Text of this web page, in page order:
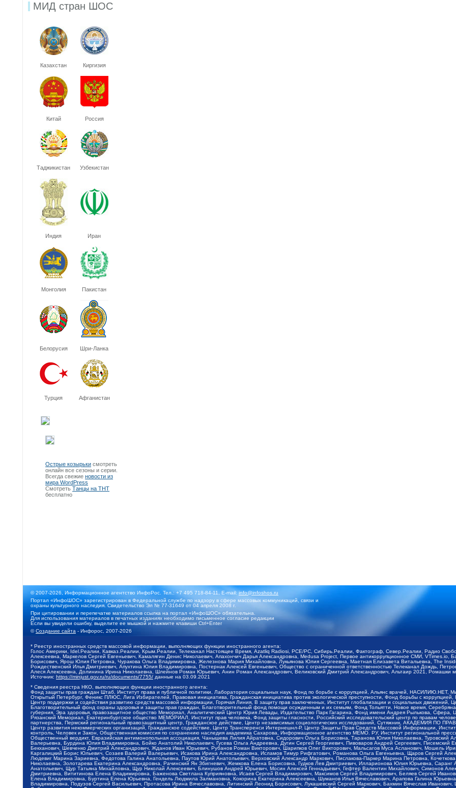
МИД стран ШОС
Казахстан Киргизия
Китай Россия
Таджикистан Узбекистан
Индия Иран
Монголия Пакистан
Белорусия Шри-Ланка
Турция Афганистан
Острые козырьки смотреть
онлайн все сезоны и серии.
Всегда свежие новости из
мира WordPress
Смотреть Танцы на ТНТ
бесплатно
© 2007-2026, Информационное агентство ИнфоРос. Тел.: +7 495 718-84-11, E-mail:info@infoshos.ru
Портал «ИнфоШОС» зарегистрирован в Федеральной службе по надзору в сфере массовых коммуникаций, связи и
охраны культурного наследия. Свидетельство Эл № 77-31649 от 04 апреля 2008 г.
При цитировании и перепечатке материалов ссылка на портал «ИнфоШОС» обязательна.
Для использования материалов в печатных изданиях необходимо письменное согласие редакции
Если вы увидели ошибку, выделите ее мышкой и нажмите клавиши Ctrl+Enter
©Создание сайта - Инфорос, 2007-2026
* Реестр иностранных средств массовой информации, выполняющих функции иностранного агента:
Голос Америки, Idel.Реалии, Кавказ.Реалии, Крым.Реалии, Телеканал Настоящее Время, Azatliq Radiosi, PCE/PC, Сибирь.Реалии, Фактограф, Север.Реалии, Радио
Алексеевна, Маркелов Сергей Евгеньевич, Камалягин Денис Николаевич, Апахончич Дарья Александровна, Medusa Project, Первое антикоррупционное СМИ,
Борисович, Ярош Юлия Петровна, Чуракова Ольга Владимировна, Железнова Мария Михайловна, Лукьянова Юлия Сергеевна, Маетная Елизавета Витальевна, The
Рождественский Илья Дмитриевич, Апухтина Юлия Владимировна, Постернак Алексей Евгеньевич, Общество с ограниченной ответственностью Телеканал Дождь,
Алеся Алексеевна, Долинина Ирина Николаевна, Шлейнов Роман Юрьевич, Анин Роман Александрович, Великовский Дмитрий Александрович, Альтаир 2021, Ромашки
Источник: https://minjust.gov.ru/ru/documents/7755/ данные на 03.09.2021
* Сведения реестра НКО, выполняющих функции иностранного агента:
Фонд защиты прав граждан Штаб, Институт права и публичной политики, Лаборатория социальных наук, Фонд по борьбе с коррупцией, Альянс врачей,
Открытый Петербург, Феникс ПЛЮС, Лига Избирателей, Правовая инициатива, Гражданская инициатива против экологической преступности, Фонд борьбы с
Центр поддержки и содействия развитию средств массовой информации, Горячая Линия, В защиту прав заключенных, Институт глобализации и социальных
Благотворительный фонд охраны здоровья и защиты прав граждан, Благотворительный фонд помощи осужденным и их семьям, Фонд Тольятти, Новое время,
губерния, Эра здоровья, правозащитное общество Мемориал, Аналитический Центр Юрия Левады, Издательство Парк Гагарина, Фонд имени Андрея Рылькова,
Рязанский Мемориал, Екатеринбургское общество МЕМОРИАЛ, Институт прав человека, Фонд защиты гласности, Российский исследовательский центр по правам
партнерства, Пермский региональный правозащитный центр, Гражданское действие, Центр независимых социологических исследований, Сутяжник, АКАДЕМИЯ ПО
Центр развития некоммерческих организаций, Гражданское содействие, Центр Трансперенси Интернешнл-Р, Центр Защиты Прав Средств Массовой Информации,
контроль, Человек и Закон, Общественная комиссия по сохранению наследия академика Сахарова, Информационное агентство МЕМО. РУ, Институт региональной
Общественный вердикт, Евразийская антимонопольная ассоциация, Чанышева Лилия Айратовна, Сидорович Ольга Борисовна, Таранова Юлия Николаевна, Туровский
Валерьевна, Бурдина Юлия Владимировна, Бойко Анатолий Николаевич, Гусева Ольга Андреевна, Дугин Сергей Георгиевич, Пивоваров Андрей Сергеевич, Писемский
Бекханович, Шевченко Дмитрий Александрович, Жданов Иван Юрьевич, Рубанов Роман Викторович, Шарипков Олег Викторович, Мальсагов Муса Асланович, Мошель
Каргалицкий Борис Юльевич, Созаев Валерий Валерьевич, Исакова Ирина Александровна, Исламов Тимур Рифгатович, Романова Ольга Евгеньевна, Щаров Сергей
Людевиг Марина Зариевна, Федотова Галина Анатольевна, Паутов Юрий Анатольевич, Верховский Александр Маркович, Пислакова-Паркер Марина Петровна,
Николаевна, Золотарева Екатерина Александровна, Рачинский Ян Збигневич, Жемкова Елена Борисовна, Гудков Лев Дмитриевич, Илларионова Юлия Юрьевна,
Анатольевич, Щур Татьяна Михайловна, Щур Николай Алексеевич, Блинушов Андрей Юрьевич, Мосин Алексей Геннадьевич, Гефтер Валентин Михайлович, Симонов
Дмитриевна, Вититинова Елена Владимировна, Баженова Светлана Куприяновна, Исаев Сергей Владимирович, Максимов Сергей Владимирович, Беляев Сергей
Елена Владимировна, Буртина Елена Юрьевна, Гендель Людмила Залмановна, Кокорина Екатерина Алексеевна, Шуманов Илья Вячеславович, Арапова Галина
Владимировна, Подузов Сергей Васильевич, Протасова Ирина Вячеславовна, Литинский Леонид Борисович, Лукашевский Сергей Маркович, Бахмин Вячеслав